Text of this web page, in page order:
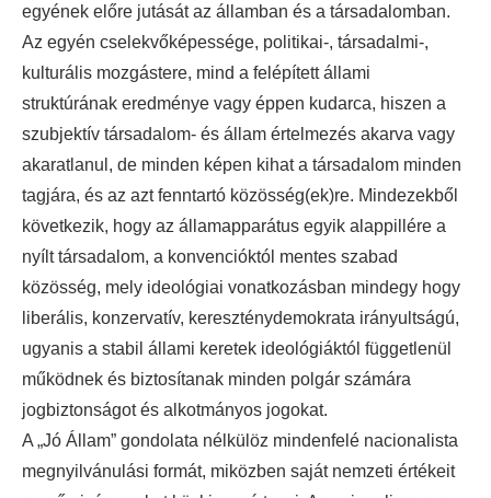
egyének előre jutását az államban és a társadalomban.
Az egyén cselekvőképessége, politikai-, társadalmi-,
kulturális mozgástere, mind a felépített állami
struktúrának eredménye vagy éppen kudarca, hiszen a
szubjektív társadalom- és állam értelmezés akarva vagy
akaratlanul, de minden képen kihat a társadalom minden
tagjára, és az azt fenntartó közösség(ek)re. Mindezekből
következik, hogy az államapparátus egyik alappillére a
nyílt társadalom, a konvencióktól mentes szabad
közösség, mely ideológiai vonatkozásban mindegy hogy
liberális, konzervatív, kereszténydemokrata irányultságú,
ugyanis a stabil állami keretek ideológiáktól függetlenül
működnek és biztosítanak minden polgár számára
jogbiztonságot és alkotmányos jogokat.
A „Jó Állam” gondolata nélkülöz mindenfelé nacionalista
megnyilvánulási formát, miközben saját nemzeti értékeit